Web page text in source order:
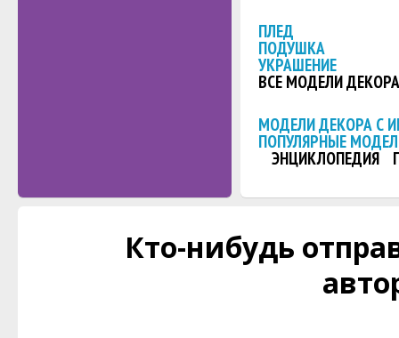
ПЛЕД
ПОДУШКА
УКРАШЕНИЕ
ВСЕ МОДЕЛИ ДЕКОРА
МОДЕЛИ ДЕКОРА С
ПОПУЛЯРНЫЕ
ЭНЦИКЛОПЕДИЯ
Кто-нибудь